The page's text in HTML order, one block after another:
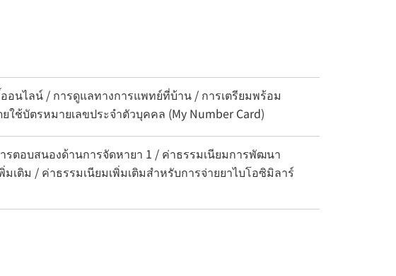
นไลน์ / การดูแลทางการแพทย์ที่บ้าน / การเตรียมพร้อม
ช้บัตรหมายเลขประจำตัวบุคคล (My Number Card)
ตอบสนองด้านการจัดหายา 1 / ค่าธรรมเนียมการพัฒนา
เติม / ค่าธรรมเนียมเพิ่มเติมสำหรับการจ่ายยาไบโอซิมิลาร์